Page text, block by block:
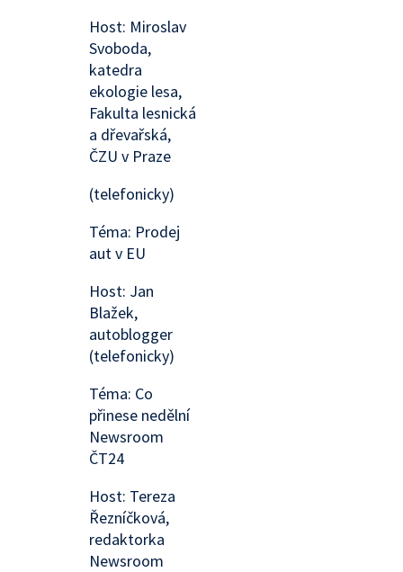
Host: Miroslav
Svoboda,
katedra
ekologie lesa,
Fakulta lesnická
a dřevařská,
ČZU v Praze
(telefonicky)
Téma: Prodej
aut v EU
Host: Jan
Blažek,
autoblogger
(telefonicky)
Téma: Co
přinese nedělní
Newsroom
ČT24
Host: Tereza
Řezníčková,
redaktorka
Newsroom